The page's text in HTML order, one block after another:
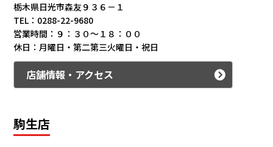
栃木県日光市森友９３６－１
TEL：0288-22-9680
営業時間：９：３０～１８：００
休日：月曜日・第二第三火曜日・祝日
店舗情報・アクセス
駒生店